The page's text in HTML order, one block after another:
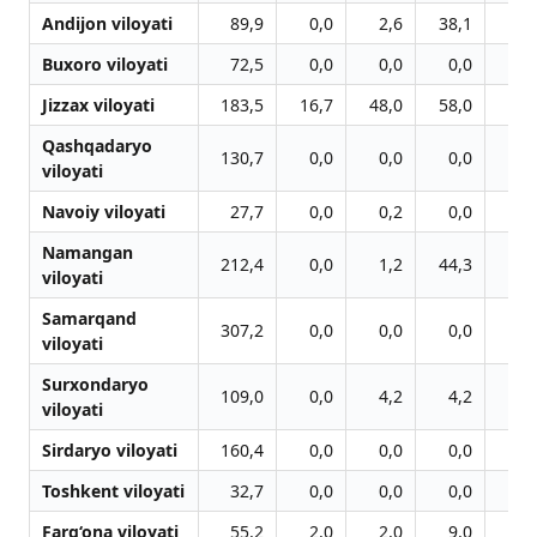
Andijon viloyati 89,9 0,0 2,6 38,1
Buxoro viloyati
72,5 0,0 0,0 0,0
Jizzax viloyati
183,5 16,7 48,0 58,0
Qashqadaryo
viloyati
130,7 0,0 0,0 0,0
Navoiy viloyati 27,7 0,0 0,2 0,0
Namangan
viloyati
212,4 0,0 1,2 44,3
Samarqand
viloyati
307,2 0,0 0,0 0,0
Surxondaryo
viloyati
109,0 0,0 4,2 4,2
Sirdaryo viloyati 160,4 0,0 0,0 0,0
Toshkent viloyati
32,7 0,0 0,0 0,0
Farg‘ona viloyati
55,2 2,0 2,0 9,0